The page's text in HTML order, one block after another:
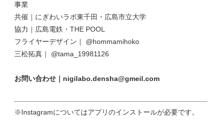
事業
共催｜にぎわいラボ東千田・広島市立大学
協力｜ 広島電鉄 ・THE POOL
フライヤーデザイン｜
@hommamihoko
三松拓真｜
@tama_19981126
お問い合わせ｜nigilabo.densha@gmeil.com
※Instagramについてはアプリのインストールが必要です。